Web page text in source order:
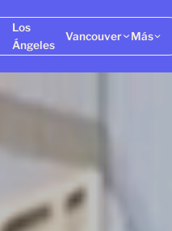
Los
Ángeles
Vancouver Más